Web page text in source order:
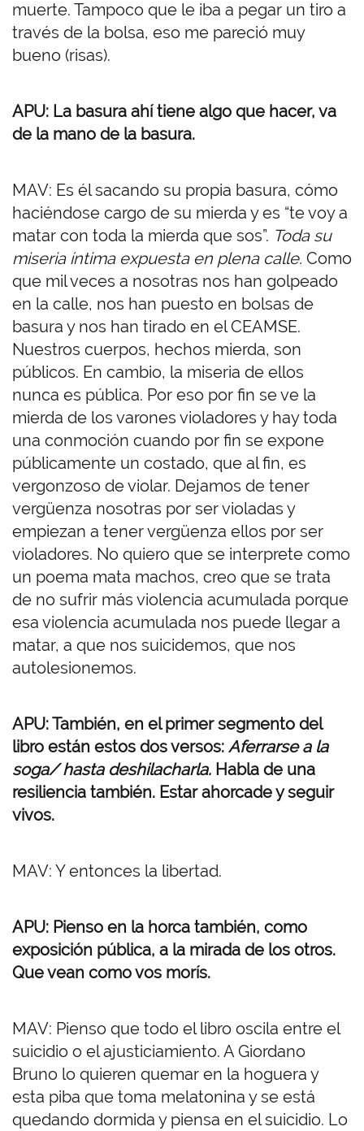
muerte. Tampoco que le iba a pegar un tiro a
través de la bolsa, eso me pareció muy
bueno (risas).
APU: La basura ahí tiene algo que hacer, va
de la mano de la basura.
MAV: Es él sacando su propia basura, cómo
haciéndose cargo de su mierda y es “te voy a
matar con toda la mierda que sos”. Toda su
miseria íntima expuesta en plena calle. Como
que mil veces a nosotras nos han golpeado
en la calle, nos han puesto en bolsas de
basura y nos han tirado en el CEAMSE.
Nuestros cuerpos, hechos mierda, son
públicos. En cambio, la miseria de ellos
nunca es pública. Por eso por fin se ve la
mierda de los varones violadores y hay toda
una conmoción cuando por fin se expone
públicamente un costado, que al fin, es
vergonzoso de violar. Dejamos de tener
vergüenza nosotras por ser violadas y
empiezan a tener vergüenza ellos por ser
violadores. No quiero que se interprete como
un poema mata machos, creo que se trata
de no sufrir más violencia acumulada porque
esa violencia acumulada nos puede llegar a
matar, a que nos suicidemos, que nos
autolesionemos.
APU: También, en el primer segmento del
libro están estos dos versos: Aferrarse a la
soga/ hasta deshilacharla. Habla de una
resiliencia también. Estar ahorcade y seguir
vivos.
MAV: Y entonces la libertad.
APU: Pienso en la horca también, como
exposición pública, a la mirada de los otros.
Que vean como vos morís.
MAV: Pienso que todo el libro oscila entre el
suicidio o el ajusticiamiento. A Giordano
Bruno lo quieren quemar en la hoguera y
esta piba que toma melatonina y se está
quedando dormida y piensa en el suicidio. Lo